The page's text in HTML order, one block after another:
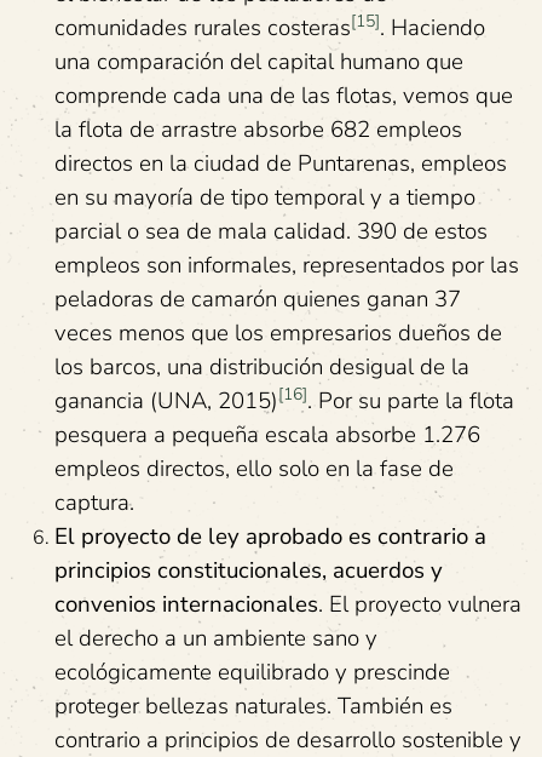
comunidades rurales costeras[15]. Haciendo
una comparación del capital humano que
comprende cada una de las flotas, vemos que
la flota de arrastre absorbe 682 empleos
directos en la ciudad de Puntarenas, empleos
en su mayoría de tipo temporal y a tiempo
parcial o sea de mala calidad. 390 de estos
empleos son informales, representados por las
peladoras de camarón quienes ganan 37
veces menos que los empresarios dueños de
los barcos, una distribución desigual de la
ganancia (UNA, 2015)[16]. Por su parte la flota
pesquera a pequeña escala absorbe 1.276
empleos directos, ello solo en la fase de
captura.
El proyecto de ley aprobado es contrario a
principios constitucionales, acuerdos y
convenios internacionales. El proyecto vulnera
el derecho a un ambiente sano y
ecológicamente equilibrado y prescinde
proteger bellezas naturales. También es
contrario a principios de desarrollo sostenible y